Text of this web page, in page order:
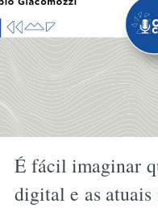
É fácil imaginar
digital e as atuais